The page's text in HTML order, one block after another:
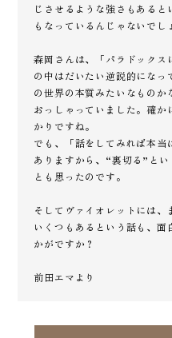
じさせるような強さもある
もなっているんじゃないでし
森岡さんは、「パラドックス
の中はだいたい逆説的になっ
の世界の本質みたいなものか
おっしゃっていました。確
かりですね。
でも、「話をしてみれば本当
ありますから、“裏切る”と
とも思ったのです。
そしてヴァイオレットには
いくつもあるという話も、面
かがですか？
前田エマより